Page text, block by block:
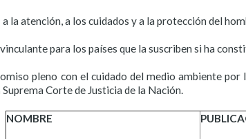
la atención, a los cuidados y a la protección del
para los países que la suscriben si ha
pleno con el cuidado del medio ambiente
Corte de Justicia de la Nación.
NOMBRE